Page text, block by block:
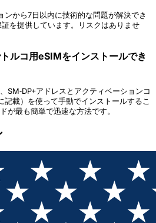
ンから7日以内に技術的な問題が解決でき
を提供しています。リスクはありませ
ルコ用eSIMをインストールでき
SM‑DP+アドレスとアクティベーションコ
記載）を使って手動でインストールするこ
が最も簡単で迅速な方法です。